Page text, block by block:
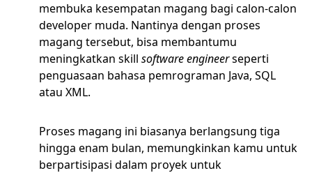
membuka kesempatan magang bagi calon-calon
developer muda. Nantinya dengan proses
magang tersebut, bisa membantumu
meningkatkan skill software engineerseperti
penguasaan bahasa pemrograman Java, SQL
atau XML.
Proses magang ini biasanya berlangsung tiga
hingga enam bulan, memungkinkan kamu untuk
berpartisipasi dalam proyek untuk